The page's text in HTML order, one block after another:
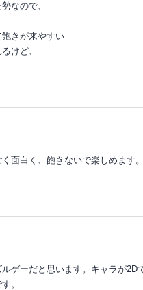
なので、
きが来やすい
けど、
面白く、飽きないで楽しめます
ゲーだと思います。キャラが
。